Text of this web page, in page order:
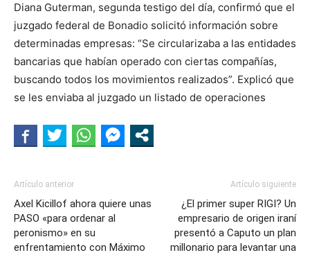
Diana Guterman, segunda testigo del día, confirmó que el
juzgado federal de Bonadio solicitó información sobre
determinadas empresas: “Se circularizaba a las entidades
bancarias que habían operado con ciertas compañías,
buscando todos los movimientos realizados”. Explicó que
se les enviaba al juzgado un listado de operaciones
Artículo anterior
Axel Kicillof ahora quiere unas
PASO «para ordenar al
peronismo» en su
enfrentamiento con Máximo
Artículo siguiente
¿El primer super RIGI? Un
empresario de origen iraní
presentó a Caputo un plan
millonario para levantar una